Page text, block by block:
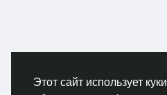
Этот сайт использует